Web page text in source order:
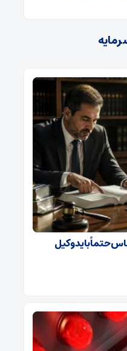
حتماً باید وکیل